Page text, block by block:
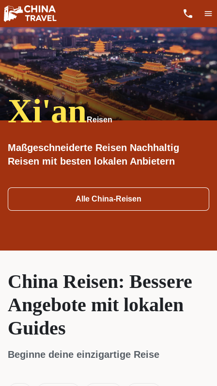
Xi'an
Maßgeschneiderte Reisen Nachhaltig
Reisen mit besten lokalen Anbietern
Alle China-Reisen
China Reisen: Bessere
Angebote mit lokalen
Guides
Beginne deine einzigartige Reise